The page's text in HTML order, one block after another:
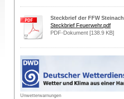
Steckbrief der FFW Steinach
Steckbrief Feuerwehr.pdf
PDF-Dokument [138.9 KB]
Unwetterwarnungen